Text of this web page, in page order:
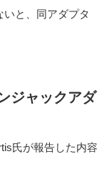
いと、同アダプタ
ジャックアダ
氏が報告した内容